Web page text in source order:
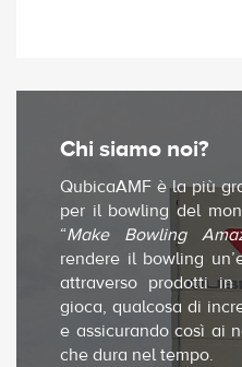
Chi siamo noi?
QubicaAMF è la più
per il bowling del
“Make Bowling
rendere il bowling
attraverso prodotti
gioca, qualcosa di
e assicurando così ai
che dura nel tempo.